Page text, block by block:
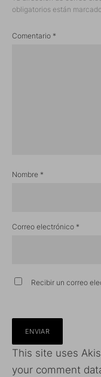
obligatorios están
Comentario *
Nombre *
Correo electrónico *
Recibir un correo
This site uses
your comment